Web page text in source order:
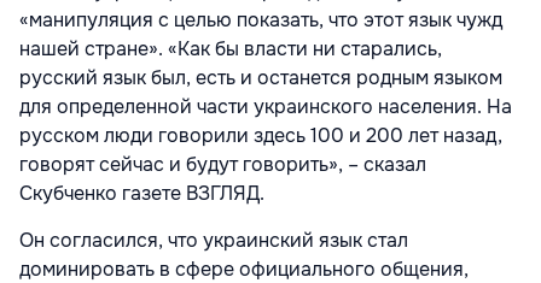
«манипуляция с целью показать, что этот язык чужд
нашей стране». «Как бы власти ни старались,
русский язык был, есть и останется родным языком
для определенной части украинского населения. На
русском люди говорили здесь 100 и 200 лет назад,
говорят сейчас и будут говорить», – сказал
Скубченко газете ВЗГЛЯД.
Он согласился, что украинский язык стал
доминировать в сфере официального общения,